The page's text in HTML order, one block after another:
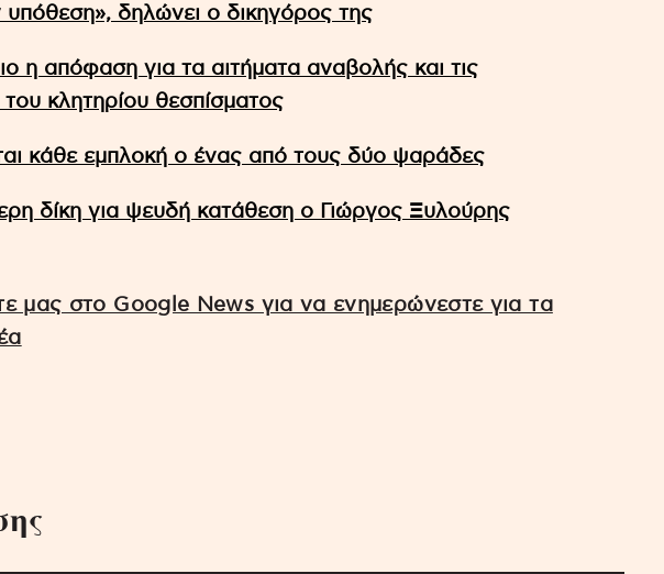
υπόθεση», δηλώνει ο δικηγόρος της
η απόφαση για τα αιτήματα αναβολής και τις
κλητηρίου θεσπίσματος
κάθε εμπλοκή ο ένας από τους δύο ψαράδες
δίκη για ψευδή κατάθεση ο Γιώργος Ξυλούρης
μας στο Google News για να ενημερώνεστε για τα